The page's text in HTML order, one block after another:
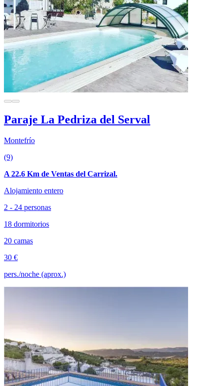
Paraje La Pedriza del Serval
Montefrío
(9)
A 22.6 Km de Ventas del Carrizal.
Alojamiento entero
2 - 24 personas
18 dormitorios
20 camas
30 €
pers./noche (aprox.)